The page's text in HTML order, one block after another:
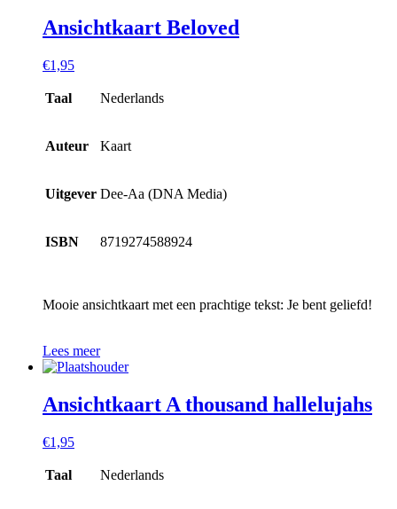
Ansichtkaart Beloved
€1,95
Taal Nederlands
Auteur Kaart
Uitgever Dee-Aa (DNA Media)
ISBN 8719274588924
Mooie ansichtkaart met een prachtige tekst: Je bent geliefd!
Lees meer
Ansichtkaart A thousand hallelujahs
€1,95
Taal Nederlands